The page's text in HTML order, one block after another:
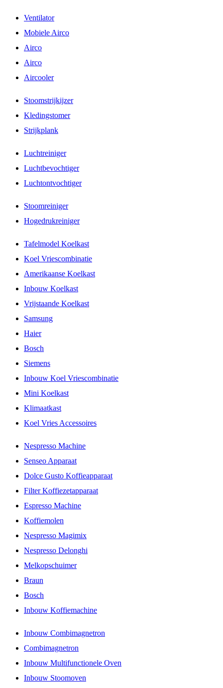
Ventilator
Mobiele Airco
Airco
Airco
Aircooler
Stoomstrijkijzer
Kledingstomer
Strijkplank
Luchtreiniger
Luchtbevochtiger
Luchtontvochtiger
Stoomreiniger
Hogedrukreiniger
Tafelmodel Koelkast
Koel Vriescombinatie
Amerikaanse Koelkast
Inbouw Koelkast
Vrijstaande Koelkast
Samsung
Haier
Bosch
Siemens
Inbouw Koel Vriescombinatie
Mini Koelkast
Klimaatkast
Koel Vries Accessoires
Nespresso Machine
Senseo Apparaat
Dolce Gusto Koffieapparaat
Filter Koffiezetapparaat
Espresso Machine
Koffiemolen
Nespresso Magimix
Nespresso Delonghi
Melkopschuimer
Braun
Bosch
Inbouw Koffiemachine
Inbouw Combimagnetron
Combimagnetron
Inbouw Multifunctionele Oven
Inbouw Stoomoven